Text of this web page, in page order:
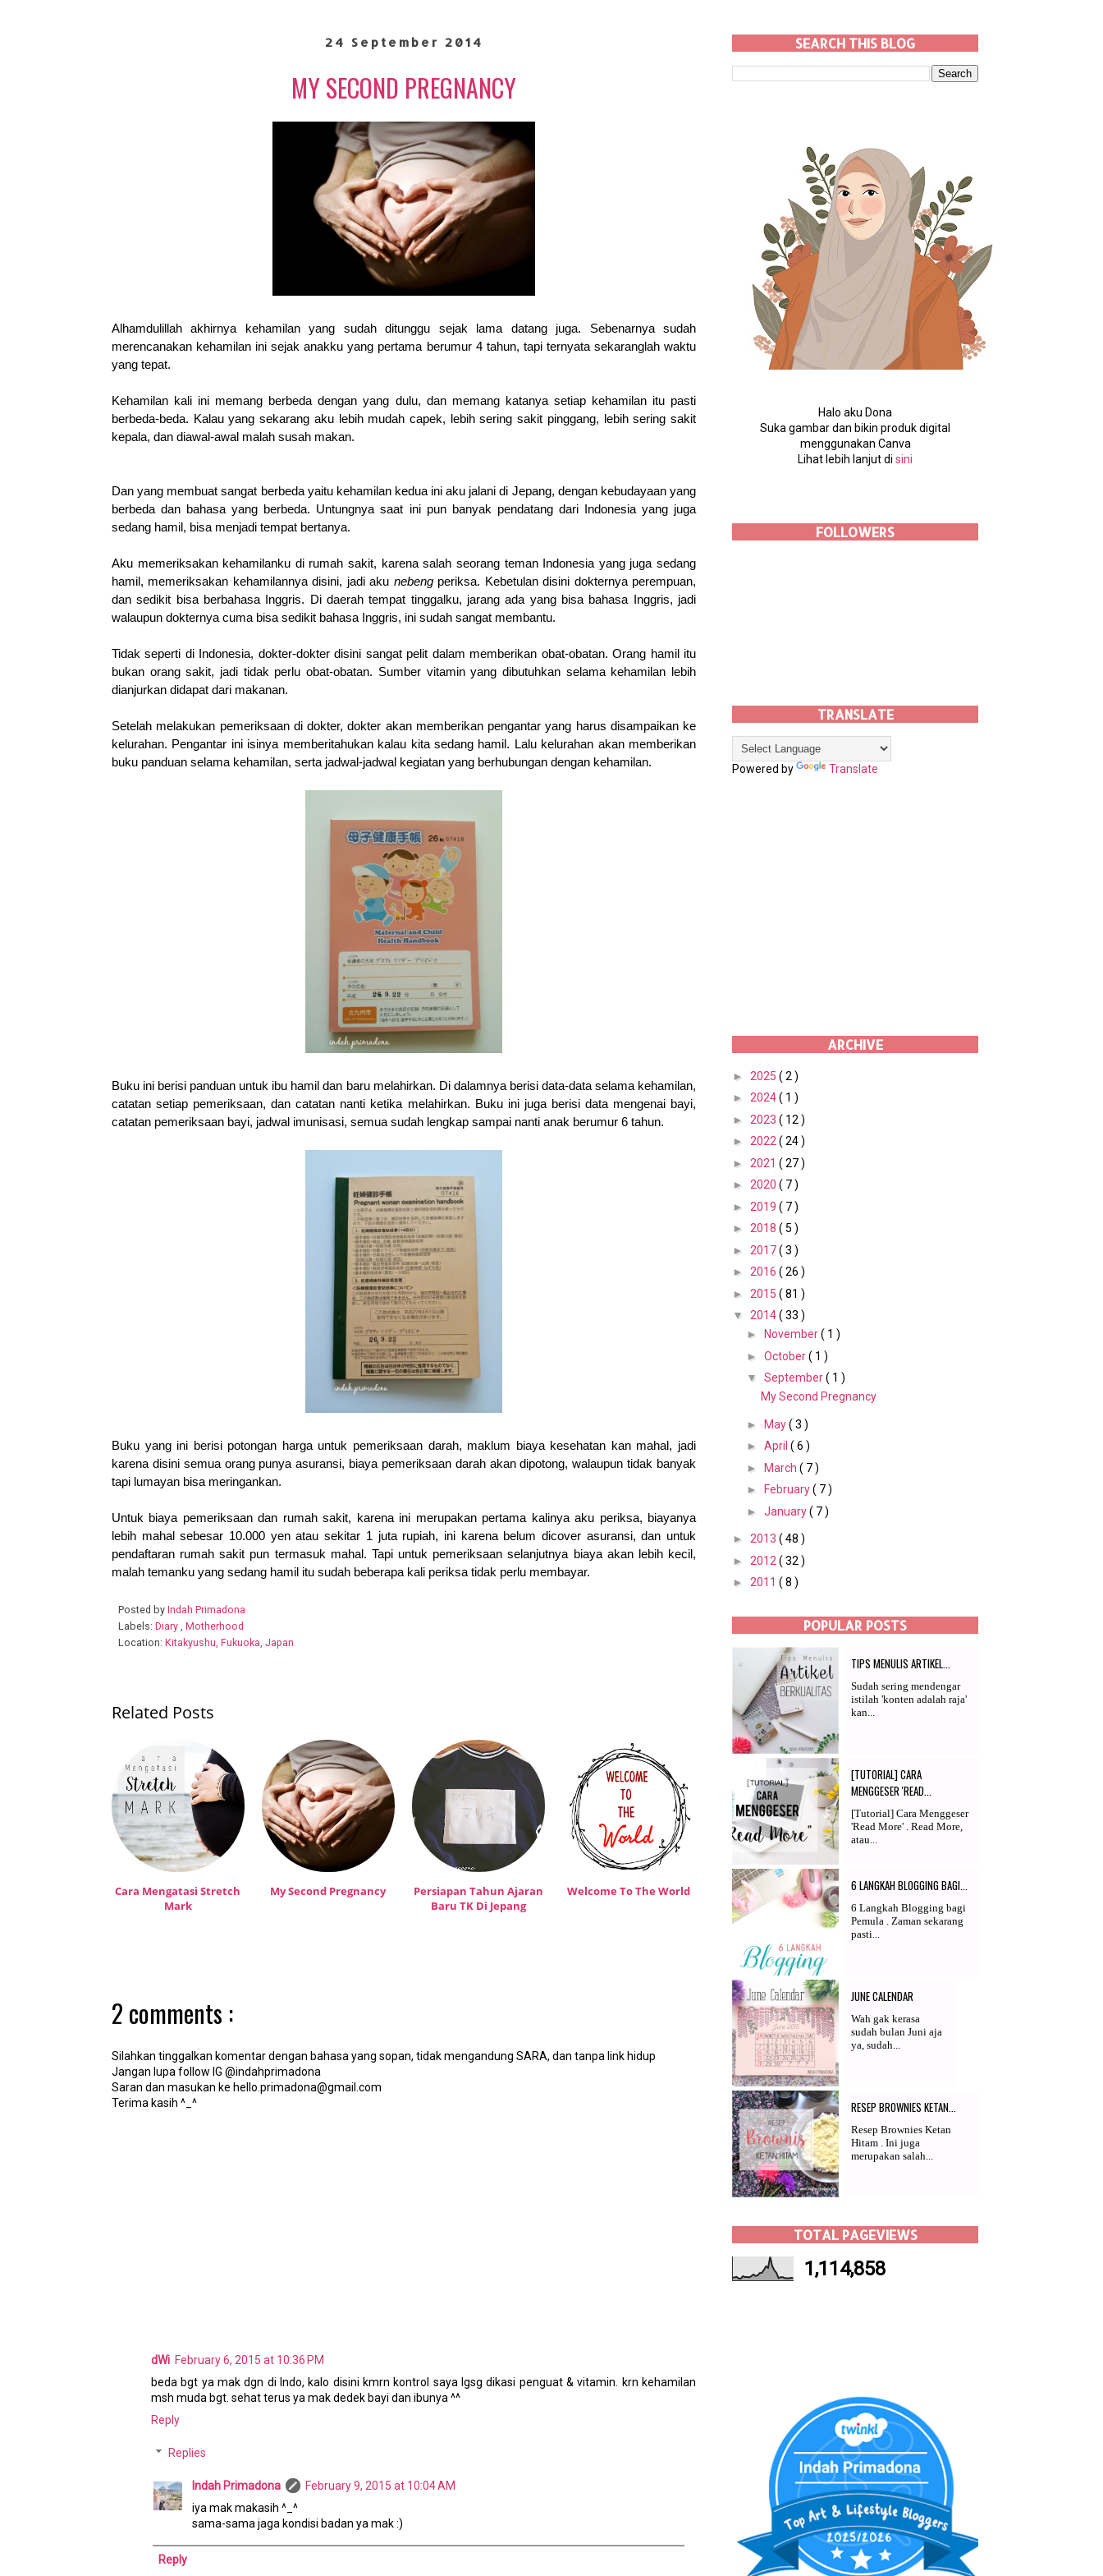
24 September 2014
MY SECOND PREGNANCY
Alhamdulillah akhirnya kehamilan yang sudah ditunggu sejak lama datang juga. Sebenarnya sudah
merencanakan kehamilan ini sejak anakku yang pertama berumur 4 tahun, tapi ternyata sekaranglah waktu
yang tepat.
Kehamilan kali ini memang berbeda dengan yang dulu, dan memang katanya setiap kehamilan itu pasti
berbeda-beda. Kalau yang sekarang aku lebih mudah capek, lebih sering sakit pinggang, lebih sering sakit
kepala, dan diawal-awal malah susah makan.
Dan yang membuat sangat berbeda yaitu kehamilan kedua ini aku jalani di Jepang, dengan kebudayaan yang
berbeda dan bahasa yang berbeda. Untungnya saat ini pun banyak pendatang dari Indonesia yang juga
sedang hamil, bisa menjadi tempat bertanya.
Aku memeriksakan kehamilanku di rumah sakit, karena salah seorang teman Indonesia yang juga sedang
hamil, memeriksakan kehamilannya disini, jadi aku nebengperiksa. Kebetulan disini dokternya perempuan,
dan sedikit bisa berbahasa Inggris. Di daerah tempat tinggalku, jarang ada yang bisa bahasa Inggris, jadi
walaupun dokternya cuma bisa sedikit bahasa Inggris, ini sudah sangat membantu.
Tidak seperti di Indonesia, dokter-dokter disini sangat pelit dalam memberikan obat-obatan. Orang hamil itu
bukan orang sakit, jadi tidak perlu obat-obatan. Sumber vitamin yang dibutuhkan selama kehamilan lebih
dianjurkan didapat dari makanan.
Setelah melakukan pemeriksaan di dokter, dokter akan memberikan pengantar yang harus disampaikan ke
kelurahan. Pengantar ini isinya memberitahukan kalau kita sedang hamil. Lalu kelurahan akan memberikan
buku panduan selama kehamilan, serta jadwal-jadwal kegiatan yang berhubungan dengan kehamilan.
Buku ini berisi panduan untuk ibu hamil dan baru melahirkan. Di dalamnya berisi data-data selama kehamilan,
catatan setiap pemeriksaan, dan catatan nanti ketika melahirkan. Buku ini juga berisi data mengenai bayi,
catatan pemeriksaan bayi, jadwal imunisasi, semua sudah lengkap sampai nanti anak berumur 6 tahun.
Buku yang ini berisi potongan harga untuk pemeriksaan darah, maklum biaya kesehatan kan mahal, jadi
karena disini semua orang punya asuransi, biaya pemeriksaan darah akan dipotong, walaupun tidak banyak
tapi lumayan bisa meringankan.
Untuk biaya pemeriksaan dan rumah sakit, karena ini merupakan pertama kalinya aku periksa, biayanya
lebih mahal sebesar 10.000 yen atau sekitar 1 juta rupiah, ini karena belum dicover asuransi, dan untuk
pendaftaran rumah sakit pun termasuk mahal. Tapi untuk pemeriksaan selanjutnya biaya akan lebih kecil,
malah temanku yang sedang hamil itu sudah beberapa kali periksa tidak perlu membayar.
Posted by Indah Primadona
Labels: Diary Motherhood
Location: Kitakyushu, Fukuoka, Japan
Related Posts
Cara Mengatasi Stretch
Mark
My Second Pregnancy
Persiapan Tahun Ajaran
Baru TK Di Jepang
Welcome To The World
2 comments :
Silahkan tinggalkan komentar dengan bahasa yang sopan, tidak mengandung SARA, dan tanpa link hidup
Jangan lupa follow IG @indahprimadona
Saran dan masukan ke hello.primadona@gmail.com
Terima kasih ^_^
dWi February 6, 2015 at 10:36 PM
beda bgt ya mak dgn di Indo, kalo disini kmrn kontrol saya lgsg dikasi penguat & vitamin. krn kehamilan
msh muda bgt. sehat terus ya mak dedek bayi dan ibunya ^^
Reply
Replies
Indah Primadona
February 9, 2015 at 10:04 AM
iya mak makasih ^_^
sama-sama jaga kondisi badan ya mak :)
Reply
SEARCH THIS BLOG
Halo aku Dona
Suka gambar dan bikin produk digital
menggunakan Canva
Lihat lebih lanjut di sini
FOLLOWERS
TRANSLATE
Powered by Translate
ARCHIVE
► 2025 ( 2 )
► 2024( 1 )
► 2023 ( 12 )
► 2022 ( 24 )
► 2021 ( 27 )
► 2020 ( 7 )
► 2019 ( 7 )
► 2018 ( 5 )
► 2017( 3 )
► 2016 ( 26 )
► 2015 ( 81 )
▼ 2014( 33 )
►
November( 1 )
► October( 1 )
▼ September( 1 )
My Second Pregnancy
► May( 3 )
► April ( 6 )
►
March ( 7 )
►
February( 7 )
► January( 7 )
► 2013 ( 48 )
► 2012 ( 32 )
► 2011 ( 8 )
POPULAR POSTS
TIPS MENULIS ARTIKEL...
Sudah sering mendengar
istilah 'konten adalah raja'
kan...
[TUTORIAL] CARA
MENGGESER 'READ...
[Tutorial] Cara Menggeser
'Read More' . Read More,
atau...
6 LANGKAH BLOGGING BAGI...
6 Langkah Blogging bagi
Pemula . Zaman sekarang
pasti...
JUNE CALENDAR
Wah gak kerasa
sudah bulan Juni aja
ya, sudah...
RESEP BROWNIES KETAN...
Resep Brownies Ketan
Hitam . Ini juga
merupakan salah...
TOTAL PAGEVIEWS
1,114,858